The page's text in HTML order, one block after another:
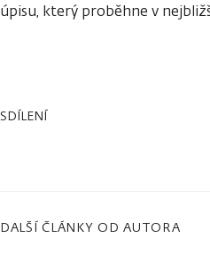
úpisu, který proběhne v
SDÍLENÍ
DALŠÍ ČLÁNKY OD AUTORA